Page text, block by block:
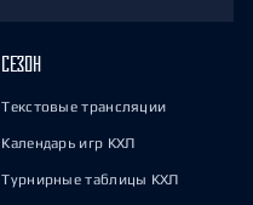
СЕЗОН
Текстовые трансляции
Календарь игр КХЛ
Турнирные таблицы КХЛ